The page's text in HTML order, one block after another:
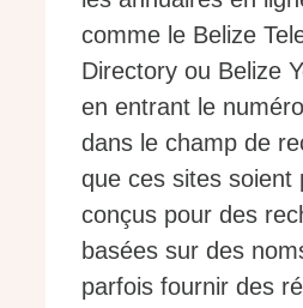
comme le Belize
Directory ou Belize
en entrant le
dans le champ de
que ces sites soient
conçus pour des
basées sur des
parfois fournir des